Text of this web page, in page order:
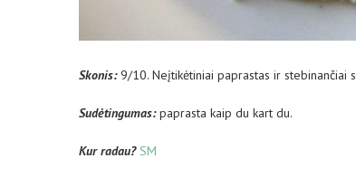
Skonis:9/10. Neįtikėtiniai paprastas ir stebinančiai
Sudėtingumas:paprasta kaip du kart du.
Kur radau? SM